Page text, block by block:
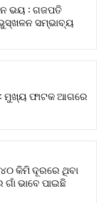
ଭୟ : ଗଜପତି
ସମ୍ଭାବ୍ୟ
: ମୁଖ୍ୟ ଫାଟକ ଆଗରେ
କିମି ଦୂରରେ ଥିବା
ଗାଁ ଭାବେ ପାଇଛି